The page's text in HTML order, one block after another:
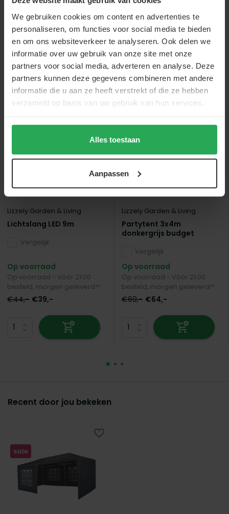
We gebruiken cookies om content en advertenties te
personaliseren, om functies voor social media te bieden
en om ons websiteverkeer te analyseren. Ook delen we
informatie over uw gebruik van onze site met onze
partners voor social media, adverteren en analyse. Deze
partners kunnen deze gegevens combineren met andere
informatie die u aan ze heeft verstrekt of die ze hebben
verzameld op basis van uw gebruik van hun services.
Alles toestaan
Aanpassen
Anderen bekeken ook
sale
Lizzely Garden & Living
Lichtslang LED 9m
Vergelijk
Op voorraad
Op voorraad - Vóór 21:00
besteld, morgen geleverd!*
€44,- €39,-
sale
Lizzely Garden & Living
Partytent 3x4m
donkergrijs budget
Vergelijk
Op voorraad
Op voorraad - Vóór 21:00
besteld, morgen geleverd!*
€69,- €64,-
Recent door jou bekeken
sale